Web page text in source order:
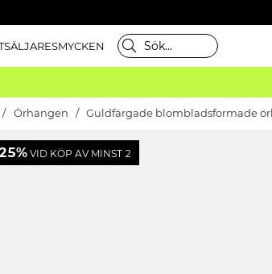
SMYCKEN
Örhängen Guldfärgade blombladsformade
25% VID KÖP AV MINST 2